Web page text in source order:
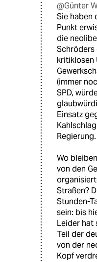
@Günter
Sie haben
Punkt
die
Schröders
kritiklosen
(immer
SPD,
Einsatz
Regierung.
Wo
von den
Straßen?
Stunden-
sein: bis
Leider hat
Teil der
von der
Kopf